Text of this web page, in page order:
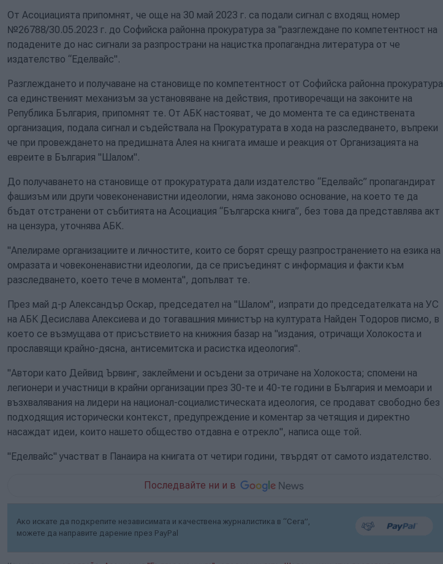
От Асоциацията припомнят, че още на 30 май 2023 г. са подали сигнал с входящ номер
№26788/30.05.2023 г. до Софийска районна прокуратура за "разглеждане по компетентност на
подадените до нас сигнали за разпространи на нацистка пропагандна литература от че
издателство “Еделвайс".
Разглеждането и получаване на становище по компетентност от Софийска районна прокуратура
са единственият механизъм за установяване на действия, противоречащи на законите на
Република България, припомнят те. От АБК настояват, че до момента те са единствената
организация, подала сигнал и съдействала на Прокуратурата в хода на разследването, въпреки
че при провеждането на предишната Алея на книгата имаше и реакция от Организацията на
евреите в България "Шалом".
До получаването на становище от прокуратурата дали издателство “Еделвайс” пропагандират
фашизъм или други човеконенавистни идеологии, няма законово основание, на което те да
бъдат отстранени от събитията на Асоциация “Българска книга”, без това да представлява акт
на цензура, уточнява АБК.
"Апелираме организациите и личностите, които се борят срещу разпространението на езика на
омразата и човеконенавистни идеологии, да се присъединят с информация и факти към
разследването, което тече в момента", допълват те.
През май д-р Александър Оскар, председател на "Шалом", изпрати до председателката на УС
на АБК Десислава Алексиева и до тогавашния министър на културата Найден Тодоров писмо, в
което се възмущава от присъствието на книжния базар на "издания, отричащи Холокоста и
прославящи крайно-дясна, антисемитска и расистка идеология".
"Автори като Дейвид Ървинг, заклеймени и осъдени за отричане на Холокоста; спомени на
легионери и участници в крайни организации през 30-те и 40-те години в България и мемоари и
възхвалявания на лидери на национал-социалистическата идеология, се продават свободно без
подходящия исторически контекст, предупреждение и коментар за четящия и директно
насаждат идеи, които нашето общество отдавна е отрекло", написа още той.
"Еделвайс" участват в Панаира на книгата от четири години, твърдят от самото издателство.
Последвайте ни и в
Ако искате да подкрепите независимата и качествена журналистика в “Сега”,
можете да направите дарение през PayPal